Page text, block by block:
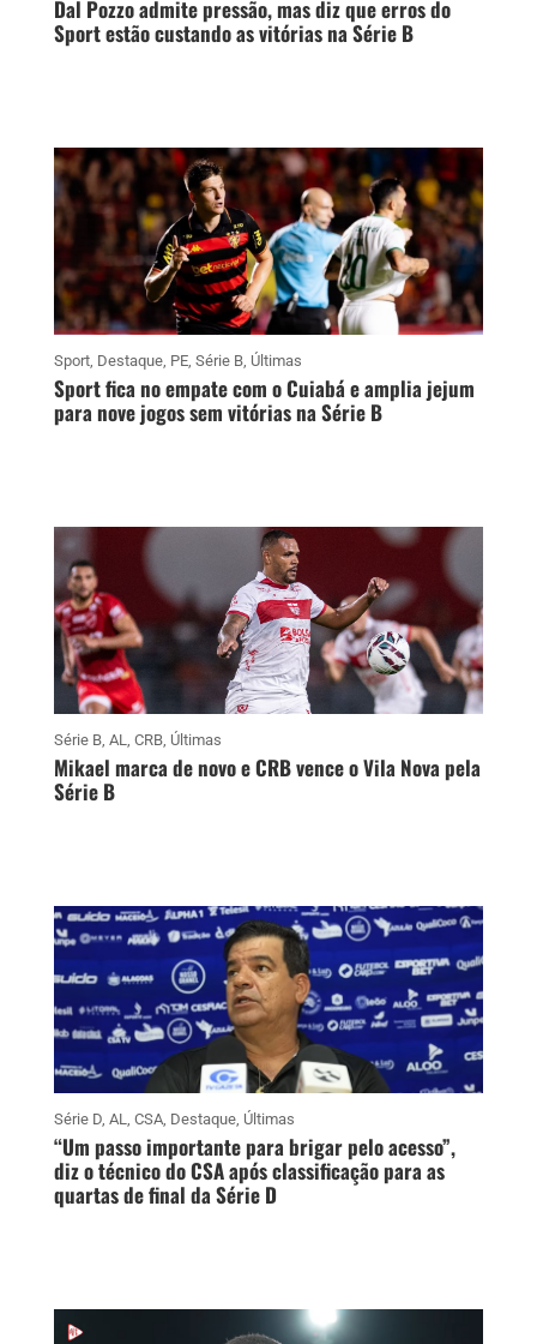
Dal Pozzo admite pressão, mas diz que erros do
Sport estão custando as vitórias na Série B
Sport, Destaque, PE, Série B, Últimas
Sport fica no empate com o Cuiabá e amplia jejum
para nove jogos sem vitórias na Série B
Série B, AL CRB, Últimas
Mikael marca de novo e CRB vence o Vila Nova pela
Série B
Série D, AL CSA, Destaque, Últimas
“Um passo importante para brigar pelo acesso”,
diz o técnico do CSA após classificação para as
quartas de final da Série D